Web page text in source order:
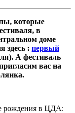
которые
в
доме
здесь : первый
А фестиваль
вас на
рождения в ЦДА: